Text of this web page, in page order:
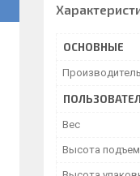
ОСНОВНЫЕ
Производитель
Вес
Высота